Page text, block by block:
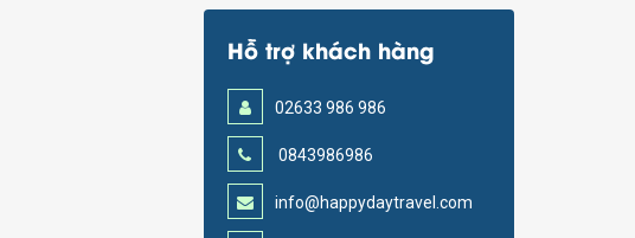
Hỗ trợ khách hàng
02633 986 986
0843986986
info@happydaytravel.com